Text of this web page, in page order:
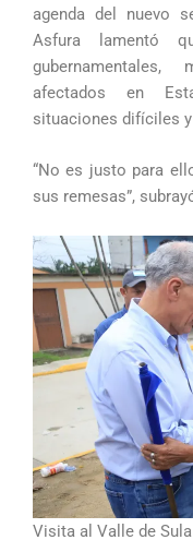
agenda del nuevo
Asfura lamentó
afectados en
situaciones difíciles
“No es justo para
sus remesas”,
Visita al Valle de Sula